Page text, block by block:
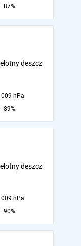
87%
deszcz
hPa
89%
deszcz
hPa
90%